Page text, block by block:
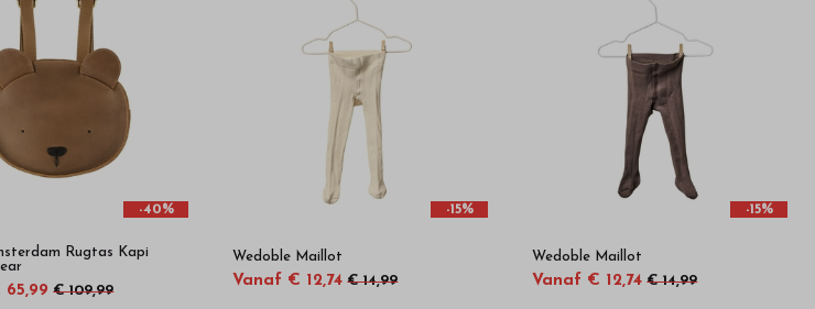
-40%
Rugtas Kapi
€ 109,99
-15%
Wedoble Maillot
Vanaf € 12,74 € 14,99
-15%
Wedoble Maillot
Vanaf € 12,74 € 14,99